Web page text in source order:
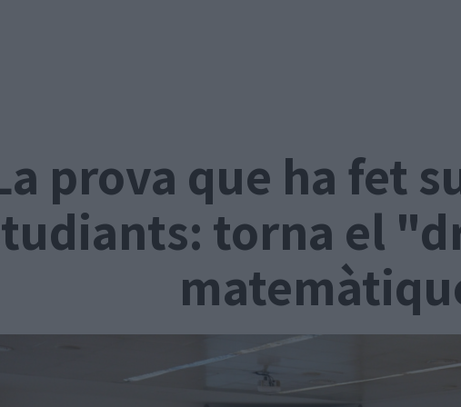
prova que ha fet
torna el